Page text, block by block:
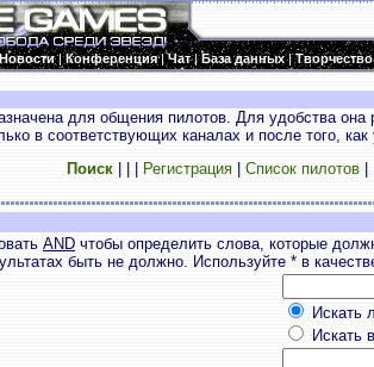
Новости|Конференция|Чат|База данных|Творчество
для общения пилотов. Для удобства
в соответствующих каналах и после того,
Поиск
Регистрация Список пилотов
AND чтобы определить слова, которые
быть не должно. Используйте * в
Искать
Искать